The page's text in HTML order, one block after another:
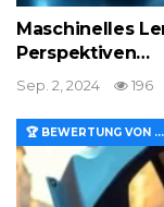
Maschinelles
Perspektiven…
Sep. 2, 2024 196
🏆 BEWERTUNG VON MERKMALEN UND WERT